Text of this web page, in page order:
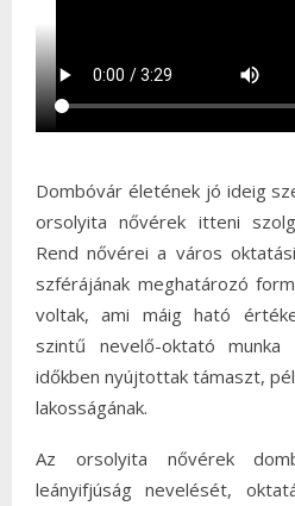
Dombóvár életének jó ideig
orsolyita nővérek itteni
Rend nővérei a város
szférájának meghatározó
voltak, ami máig ható
szintű nevelő-oktató
időkben nyújtottak támaszt,
lakosságának.
Az orsolyita nővérek
leányifjúság nevelését,